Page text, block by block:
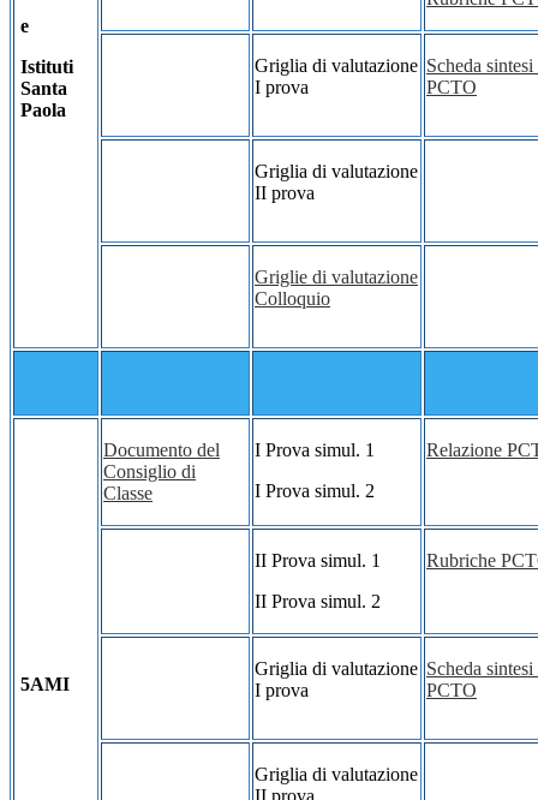
e
Istituti
Santa
Paola
Griglia di valutazione
I prova
Scheda
PCTO
Griglia di valutazione
II prova
Griglie di valutazione
Colloquio
5AMI
Documento del
Consiglio di
Classe
I Prova simul. 1
I Prova simul. 2
Relazione
II Prova simul. 1
II Prova simul. 2
Rubriche
Griglia di valutazione
I prova
Scheda
PCTO
Griglia di valutazione